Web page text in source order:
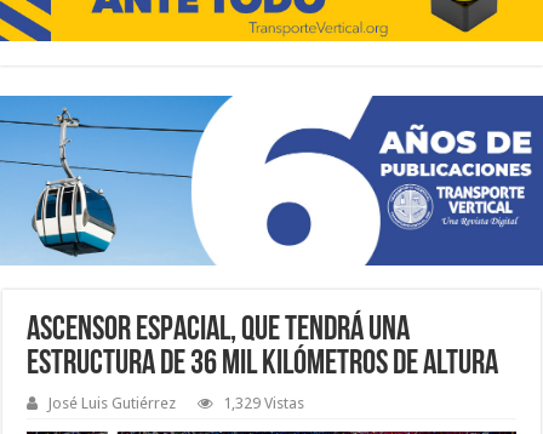
Ascensor Espacial, que tendrá una
estructura de 36 mil kilómetros de altura
José Luis Gutiérrez 1,329 Vistas